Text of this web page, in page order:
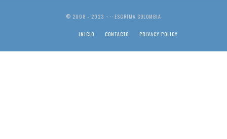
© 2008 - 2023 :: :: ESGRIMA COLOMBIA
INICIO CONTACTO PRIVACY POLICY